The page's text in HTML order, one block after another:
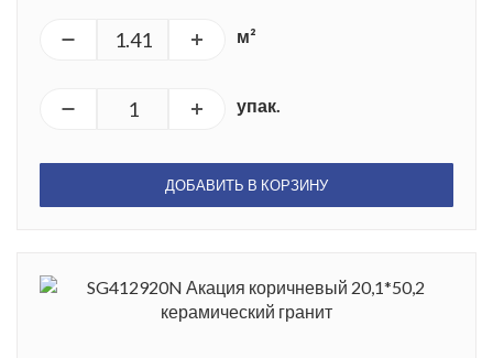
м²
упак.
ДОБАВИТЬ В КОРЗИНУ